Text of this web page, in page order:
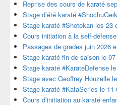
Reprise des cours de karaté
Stage d’été karaté
Stage karaté #Shotokan les 23
Cours initiation à la self-
Passages de grades juin 2026
Stage karaté fin de saison le
Stage karaté #KarateDefense
Stage avec Geoffrey Houzelle
Stage karaté #KataSeries le
Cours d’initiation au karaté